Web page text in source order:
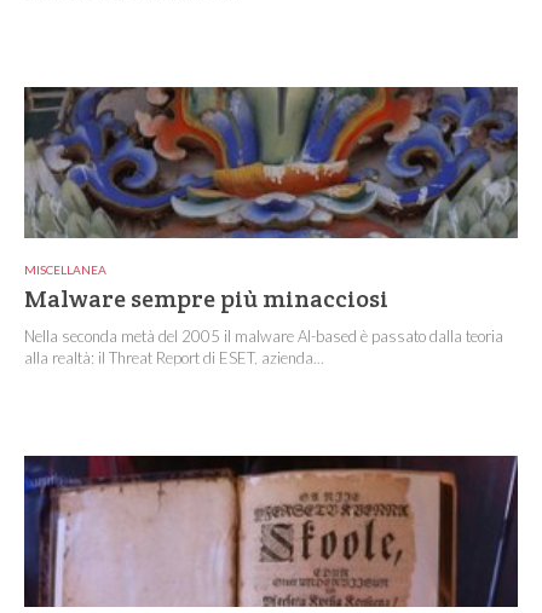
MISCELLANEA
Malware sempre più minacciosi
Nella seconda metà del 2005 il malware AI-based è passato dalla teoria
alla realtà: il Threat Report di ESET, azienda...